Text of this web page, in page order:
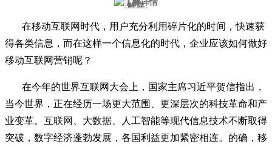
在移动互联网时代，用户充分利用碎片化的时间，快速获
得各类信息，而在这样一个信息化的时代，企业应该如何做好
移动互联网营销呢？
在今年的世界互联网大会上，国家主席习近平贺信指出，
当今世界，正在经历一场更大范围、更深层次的科技革命和产
业变革。互联网、大数据、人工智能等现代信息技术不断取得
突破，数字经济蓬勃发展，各国利益更加紧密相连。的确，移